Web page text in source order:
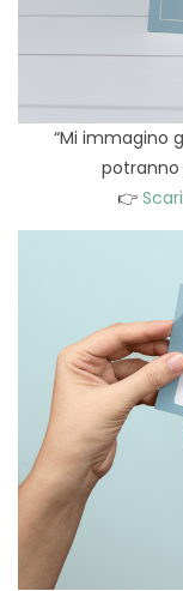
“Mi immagino
potranno
👉